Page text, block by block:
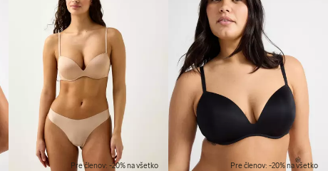
Pre členov: -20% na všetko Pre členov: -20% na všetko